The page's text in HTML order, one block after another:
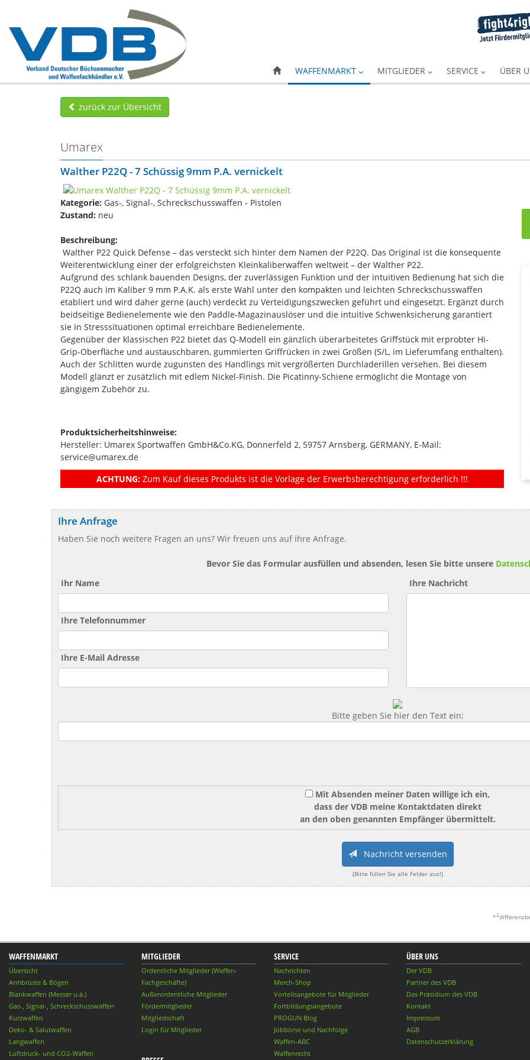
WAFFENMARKT MITGLIEDER SERVICE ÜBER
zurück zur Übersicht
Umarex
Walther P22Q - 7 Schüssig 9mm P.A. vernickelt
Kategorie: Gas-, Signal-, Schreckschusswaffen - Pistolen
Zustand: neu
Beschreibung:
Walther P22 Quick Defense – das versteckt sich hinter dem Namen der P22Q. Das Original ist die konsequente
Weiterentwicklung einer der erfolgreichsten Kleinkaliberwaffen weltweit – der Walther P22.
Aufgrund des schlank bauenden Designs, der zuverlässigen Funktion und der intuitiven Bedienung hat sich die
P22Q auch im Kaliber 9 mm P.A.K. als erste Wahl unter den kompakten und leichten Schreckschusswaffen
etabliert und wird daher gerne (auch) verdeckt zu Verteidigungszwecken geführt und eingesetzt. Ergänzt durch
beidseitige Bedienelemente wie den Paddle-Magazinauslöser und die intuitive Schwenksicherung garantiert
sie in Stresssituationen optimal erreichbare Bedienelemente.
Gegenüber der klassischen P22 bietet das Q-Modell ein gänzlich überarbeitetes Griffstück mit erprobter Hi-
Grip-Oberfläche und austauschbaren, gummierten Griffrücken in zwei Größen (S/L, im Lieferumfang enthalten).
Auch der Schlitten wurde zugunsten des Handlings mit vergrößerten Durchladerillen versehen. Bei diesem
Modell glänzt er zusätzlich mit edlem Nickel-Finish. Die Picatinny-Schiene ermöglicht die Montage von
gängigem Zubehör zu.
Produktsicherheitshinweise:
Hersteller: Umarex Sportwaffen GmbH&Co.KG, Donnerfeld 2, 59757 Arnsberg, GERMANY, E-Mail:
service@umarex.de
ACHTUNG: Zum Kauf dieses Produkts ist die Vorlage der Erwerbsberechtigung erforderlich !!!
Ihre Anfrage
Haben Sie noch weitere Fragen an uns? Wir freuen uns auf ihre Anfrage.
Bevor Sie das Formular ausfüllen und absenden, lesen Sie bitte unsere
Ihr Name
Ihre Telefonnummer
Ihre E-Mail Adresse
Ihre Nachricht
Bitte geben Sie hier den Text ein:
Mit Absenden meiner Daten willige ich ein,
dass der VDB meine Kontaktdaten direkt
an den oben genannten Empfänger übermittelt.
Nachricht versenden
(Bitte füllen Sie alle Felder aus!)
*2
WAFFENMARKT
Übersicht
Armbrüste & Bögen
Blankwaffen (Messer u.ä.)
Gas-, Signal-, Schreckschusswaffen
Kurzwaffen
Deko- & Salutwaffen
Langwaffen
Luftdruck- und CO2-Waffen
MITGLIEDER
Ordentliche Mitglieder (Waffen-
Fachgeschäfte)
Außerordentliche Mitglieder
Fördermitglieder
Mitgliedschaft
Login für Mitglieder
SERVICE
Nachrichten
Merch-Shop
Vorteilsangebote für Mitglieder
Fortbildungsangebote
PROGUN Blog
Jobbörse und Nachfolge
Waffen-ABC
Waffenrecht
ÜBER UNS
Der VDB
Partner des VDB
Das Präsidium des VDB
Kontakt
Impressum
AGB
Datenschutzerklärung